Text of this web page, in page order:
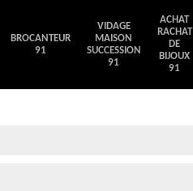
BROCANTEUR
91
VIDAGE
MAISON
SUCCESSION
91
ACHAT
RACHAT
DE
BIJOUX
91